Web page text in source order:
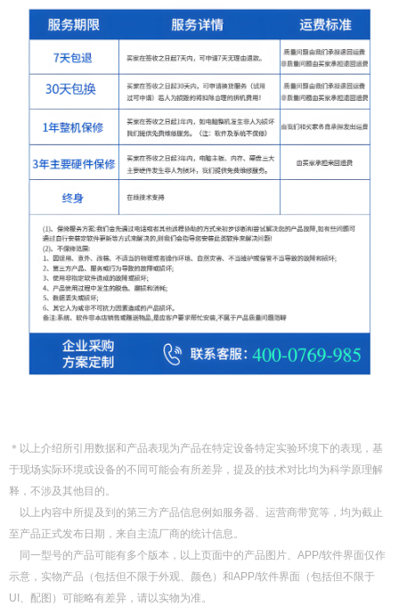
＊以上介绍所引用数据和产品表现为产品在特定设备特定实验环境下的表现，基
于现场实际环境或设备的不同可能会有所差异，提及的技术对比均为科学原理解
释，不涉及其他目的。
以上内容中所提及到的第三方产品信息例如服务器、运营商带宽等，均为截止
至产品正式发布日期，来自主流厂商的统计信息。
同一型号的产品可能有多个版本，以上页面中的产品图片、APP/软件界面仅作
示意，实物产品（包括但不限于外观、颜色）和APP/软件界面（包括但不限于
UI、配图）可能略有差异，请以实物为准。